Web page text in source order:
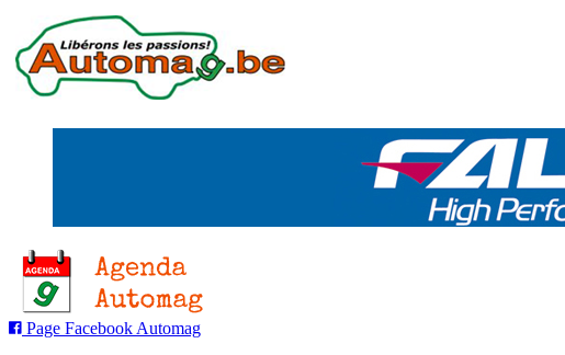
Page Facebook Automag